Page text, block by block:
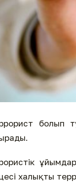
болып
халықты